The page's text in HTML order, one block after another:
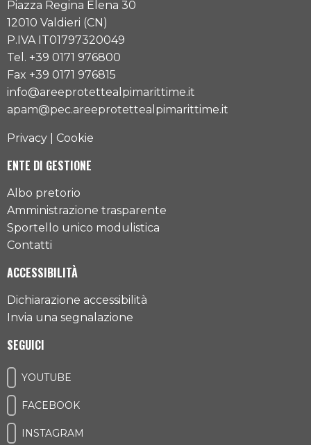
Piazza Regina Elena 30
12010 Valdieri (CN)
P.IVA IT01797320049
Tel. +39 0171 976800
Fax +39 0171 976815
info@areeprotettealpimarittime.it
apam@pec.areeprotettealpimarittime.it
Privacy Cookie
ENTE DI GESTIONE
Albo pretorio
Amministrazione trasparente
Sportello unico modulistica
Contatti
ACCESSIBILITÀ
Dichiarazione accessibilità
Invia una segnalazione
SEGUICI
YOUTUBE
FACEBOOK
INSTAGRAM